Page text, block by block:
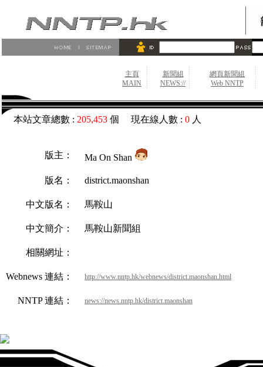
主頁
MAIN
新聞組
NEWS://
網頁新聞組
Web NNTP
本站文章總數 : 205,453 個 現在線人數 : 0 人
版主： Ma On Shan
版名： district.maonshan
中文版名： 馬鞍山
中文簡介： 馬鞍山新聞組
相關網址：
Webnews 連結： http://www.nntp.hk/webnews/district.maonshan.html
NNTP 連結： news://news.nntp.hk/district.maonshan